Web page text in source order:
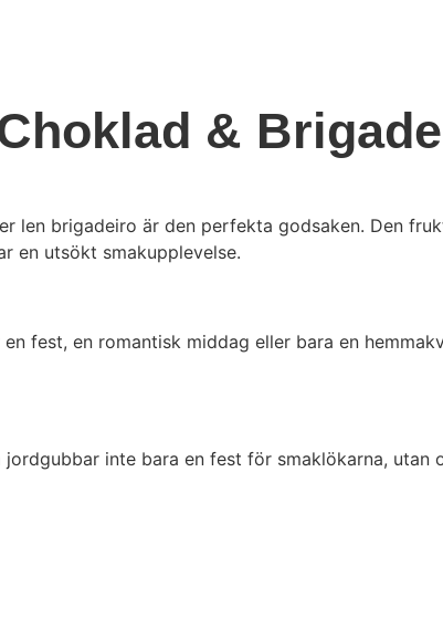
&
len brigadeiro är den perfekta godsaken. Den
en utsökt smakupplevelse.
fest, en romantisk middag eller bara en
inte bara en fest för smaklökarna, utan